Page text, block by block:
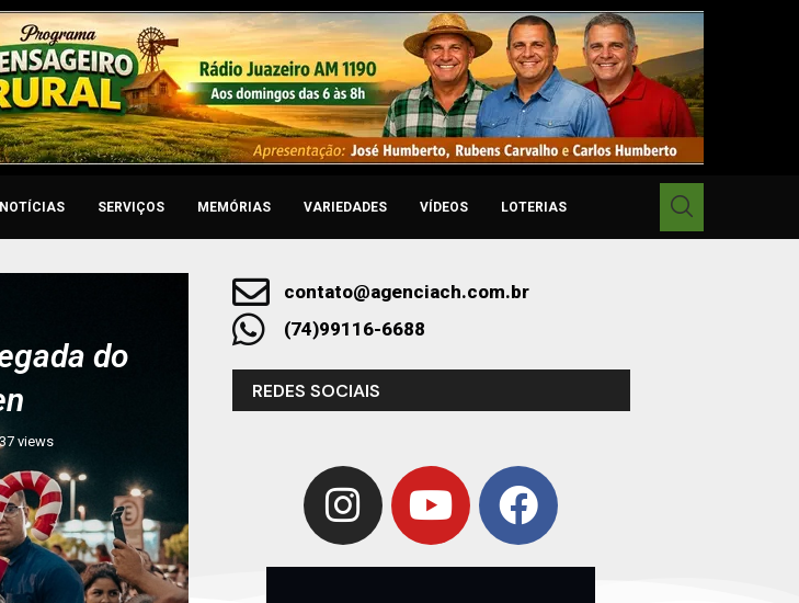
NOTÍCIAS SERVIÇOS MEMÓRIAS VARIEDADES VÍDEOS LOTERIAS
do
views
contato@agenciach.com.br
(74)99116-6688
REDES SOCIAIS